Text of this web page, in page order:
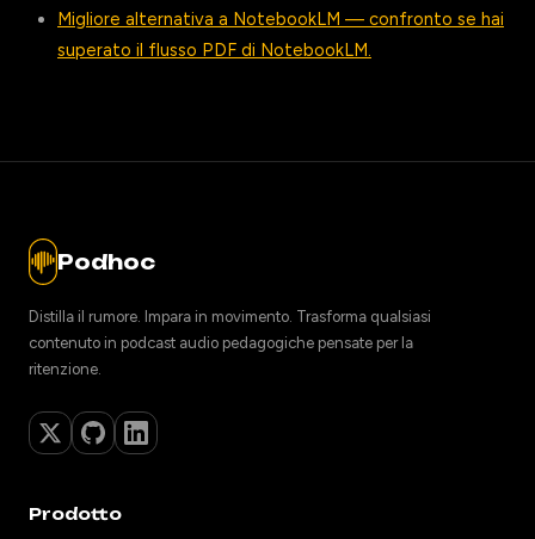
Migliore alternativa a NotebookLM — confronto se hai
superato il flusso PDF di NotebookLM.
Podhoc
Distilla il rumore. Impara in movimento. Trasforma qualsiasi
contenuto in podcast audio pedagogiche pensate per la
ritenzione.
Prodotto